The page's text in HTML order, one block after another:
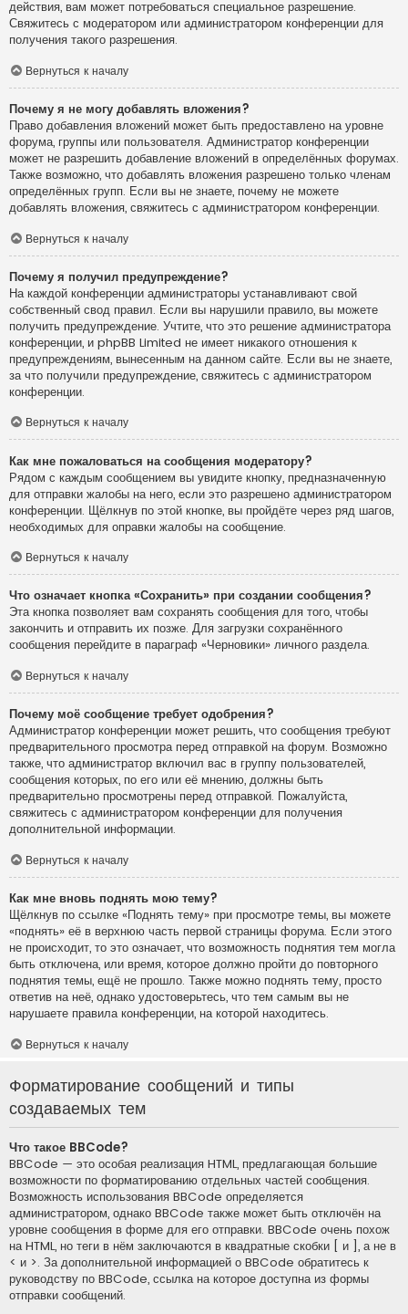
действия, вам может потребоваться специальное разрешение.
Свяжитесь с модератором или администратором конференции для
получения такого разрешения.
Вернуться к началу
Почему я не могу добавлять вложения?
Право добавления вложений может быть предоставлено на уровне
форума, группы или пользователя. Администратор конференции
может не разрешить добавление вложений в определённых форумах.
Также возможно, что добавлять вложения разрешено только членам
определённых групп. Если вы не знаете, почему не можете
добавлять вложения, свяжитесь с администратором конференции.
Вернуться к началу
Почему я получил предупреждение?
На каждой конференции администраторы устанавливают свой
собственный свод правил. Если вы нарушили правило, вы можете
получить предупреждение. Учтите, что это решение администратора
конференции, и phpBB Limited не имеет никакого отношения к
предупреждениям, вынесенным на данном сайте. Если вы не знаете,
за что получили предупреждение, свяжитесь с администратором
конференции.
Вернуться к началу
Как мне пожаловаться на сообщения модератору?
Рядом с каждым сообщением вы увидите кнопку, предназначенную
для отправки жалобы на него, если это разрешено администратором
конференции. Щёлкнув по этой кнопке, вы пройдёте через ряд шагов,
необходимых для оправки жалобы на сообщение.
Вернуться к началу
Что означает кнопка «Сохранить» при создании сообщения?
Эта кнопка позволяет вам сохранять сообщения для того, чтобы
закончить и отправить их позже. Для загрузки сохранённого
сообщения перейдите в параграф «Черновики» личного раздела.
Вернуться к началу
Почему моё сообщение требует одобрения?
Администратор конференции может решить, что сообщения требуют
предварительного просмотра перед отправкой на форум. Возможно
также, что администратор включил вас в группу пользователей,
сообщения которых, по его или её мнению, должны быть
предварительно просмотрены перед отправкой. Пожалуйста,
свяжитесь с администратором конференции для получения
дополнительной информации.
Вернуться к началу
Как мне вновь поднять мою тему?
Щёлкнув по ссылке «Поднять тему» при просмотре темы, вы можете
«поднять» её в верхнюю часть первой страницы форума. Если этого
не происходит, то это означает, что возможность поднятия тем могла
быть отключена, или время, которое должно пройти до повторного
поднятия темы, ещё не прошло. Также можно поднять тему, просто
ответив на неё, однако удостоверьтесь, что тем самым вы не
нарушаете правила конференции, на которой находитесь.
Вернуться к началу
Форматирование сообщений и типы
создаваемых тем
Что такое BBCode?
BBCode — это особая реализация HTML, предлагающая большие
возможности по форматированию отдельных частей сообщения.
Возможность использования BBCode определяется
администратором, однако BBCode также может быть отключён на
уровне сообщения в форме для его отправки. BBCode очень похож
на HTML, но теги в нём заключаются в квадратные скобки [ и ], а не в
< и >. За дополнительной информацией о BBCode обратитесь к
руководству по BBCode, ссылка на которое доступна из формы
отправки сообщений.